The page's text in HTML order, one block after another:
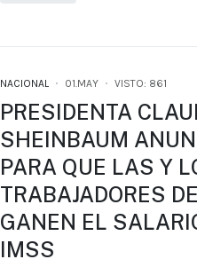
NACIONAL 01.MAY VISTO: 861
PRESIDENTA
SHEINBAUM
PARA QUE LAS Y
TRABAJADORES
GANEN EL
IMSS